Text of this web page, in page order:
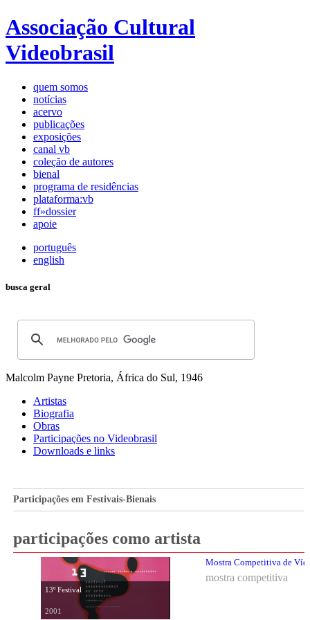
Associação Cultural
Videobrasil
quem somos
notícias
acervo
publicações
exposições
canal vb
coleção de autores
bienal
programa de residências
plataforma:vb
ff»dossier
apoie
português
english
busca geral
Malcolm Payne Pretoria, África do Sul, 1946
Artistas
Biografia
Obras
Participações no Videobrasil
Downloads e links
Participações em Festivais-Bienais
participações como artista
13º Festival
2001
Mostra Competitiva de
mostra competitiva